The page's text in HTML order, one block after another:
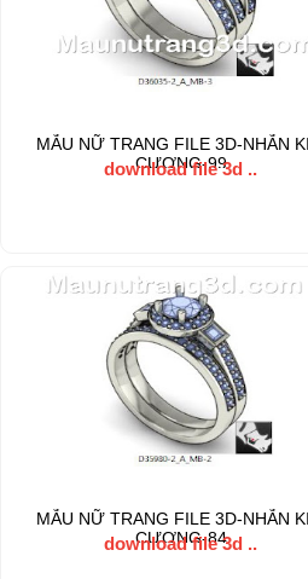
MẪU NỮ TRANG FILE 3D-NHẪN
CƯƠNG-99
download file 3d ..
MẪU NỮ TRANG FILE 3D-NHẪN
CƯƠNG-84
download file 3d ..